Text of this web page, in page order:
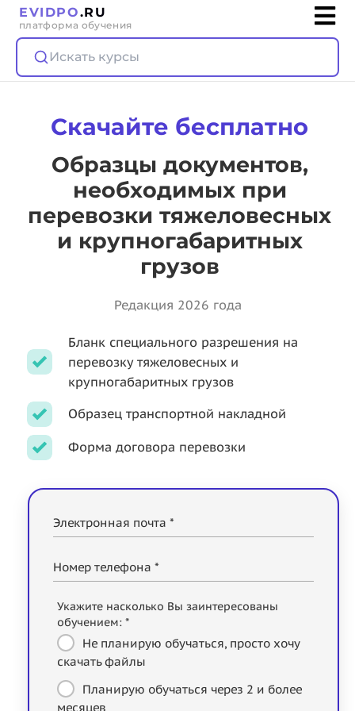
EVIDPO.RU
платформа обучения
Искать курсы
Скачайте бесплатно
Образцы документов,
необходимых при
перевозки тяжеловесных
и крупногабаритных
грузов
Редакция 2026 года
Бланк специального разрешения на
перевозку тяжеловесных и
крупногабаритных грузов
Образец транспортной накладной
Форма договора перевозки
Электронная почта *
Номер телефона *
Укажите насколько Вы заинтересованы
обучением: *
Не планирую обучаться, просто хочу
скачать файлы
Планирую обучаться через 2 и более
месяцев